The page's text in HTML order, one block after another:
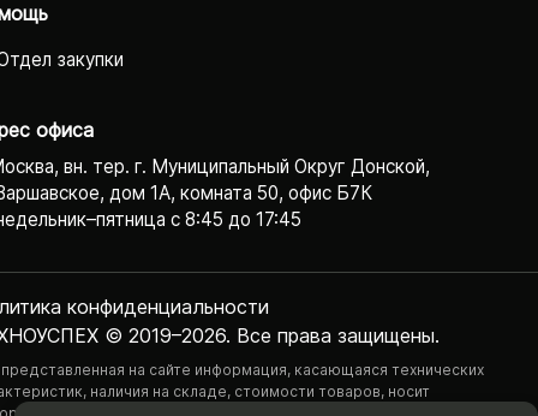
закупки
офиса
вн. тер. г. Муниципальный Округ Донской,
дом 1А, комната 50, офис Б7К
с 8:45 до 17:45
© 2019–2026. Все права защищены.
конфиденциаль­ности
на сайте информация, касающаяся технических
наличия на складе, стоимости товаров, носит